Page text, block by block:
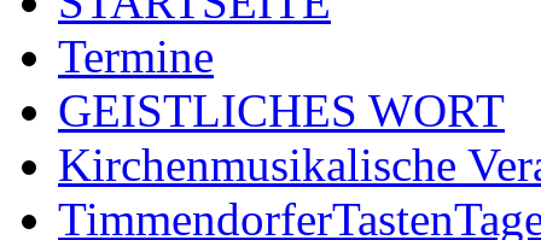
Termine
GEISTLICHES WORT
Kirchenmusikalische